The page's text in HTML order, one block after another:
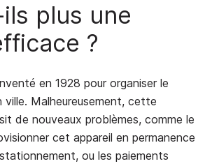
plus une
?
en 1928 pour organiser le
Malheureusement, cette
de nouveaux problèmes, comme le
cet appareil en permanence
ou les paiements